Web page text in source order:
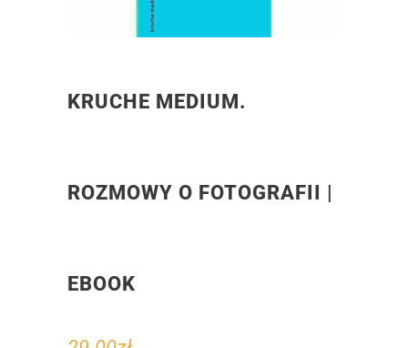
KRUCHE MEDIUM.
ROZMOWY O FOTOGRAFII |
EBOOK